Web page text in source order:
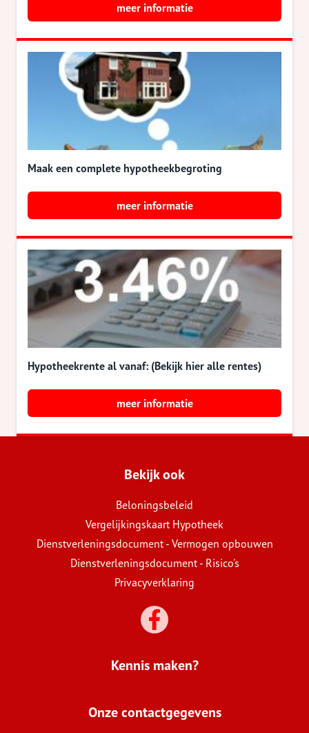
meer informatie
Maak een complete hypotheekbegroting
meer informatie
Hypotheekrente al vanaf: (Bekijk hier alle rentes)
meer informatie
Bekijk ook
Beloningsbeleid
Vergelijkingskaart Hypotheek
Dienstverleningsdocument - Vermogen opbouwen
Dienstverleningsdocument - Risico's
Privacyverklaring
Kennis maken?
Onze contactgegevens